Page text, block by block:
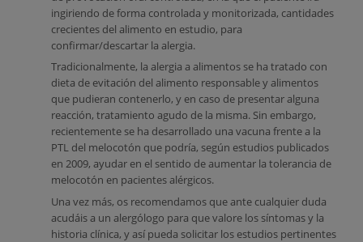
ingiriendo de forma controlada y monitorizada, cantidades
crecientes del alimento en estudio, para
confirmar/descartar la alergia.
Tradicionalmente, la alergia a alimentos se ha tratado con
dieta de evitación del alimento responsable y alimentos
que pudieran contenerlo, y en caso de presentar alguna
reacción, tratamiento agudo de la misma. Sin embargo,
recientemente se ha desarrollado una vacuna frente a la
PTL del melocotón que podría, según estudios publicados
en 2009, ayudar en el sentido de aumentar la tolerancia de
melocotón en pacientes alérgicos.
Una vez más, os recomendamos que ante cualquier duda
acudáis a un alergólogo para que valore los síntomas y la
historia clínica, y así pueda solicitar los estudios pertinentes